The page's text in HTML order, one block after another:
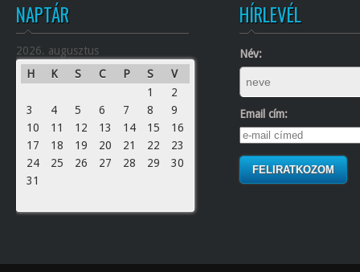
NAPTÁR
2026. augusztus
H
K S C P S
V
1
2
3
4 5 6 7 8
9
10
11 12 13 14 15
16
17
18 19 20 21 22
23
24
25 26 27 28 29
30
31
HÍRLEVÉL
Név:
Email cím: